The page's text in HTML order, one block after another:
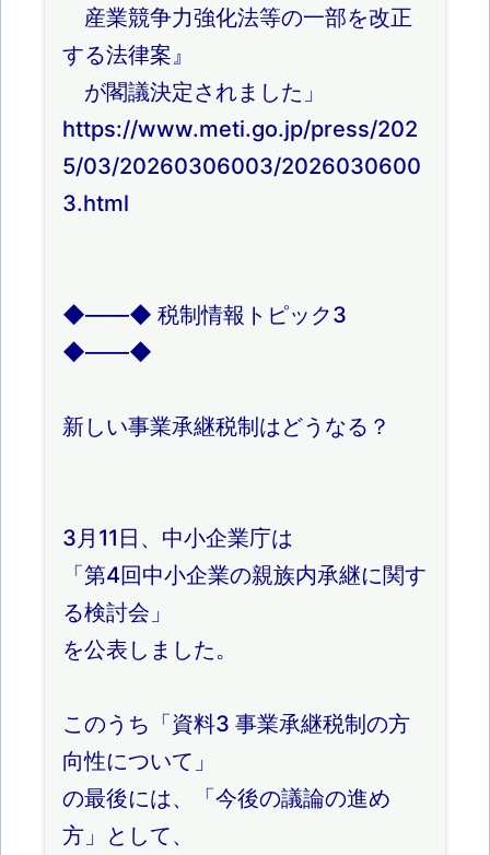
産業競争力強化法等の一部を改正
する法律案』
が閣議決定されました」
https://www.meti.go.jp/press/202
5/03/20260306003/2026030600
3.html
◆――◆ 税制情報トピック3
◆――◆
新しい事業承継税制はどうなる？
3月11日、中小企業庁は
「第4回中小企業の親族内承継に関す
る検討会」
を公表しました。
このうち「資料3 事業承継税制の方
向性について」
の最後には、「今後の議論の進め
方」として、